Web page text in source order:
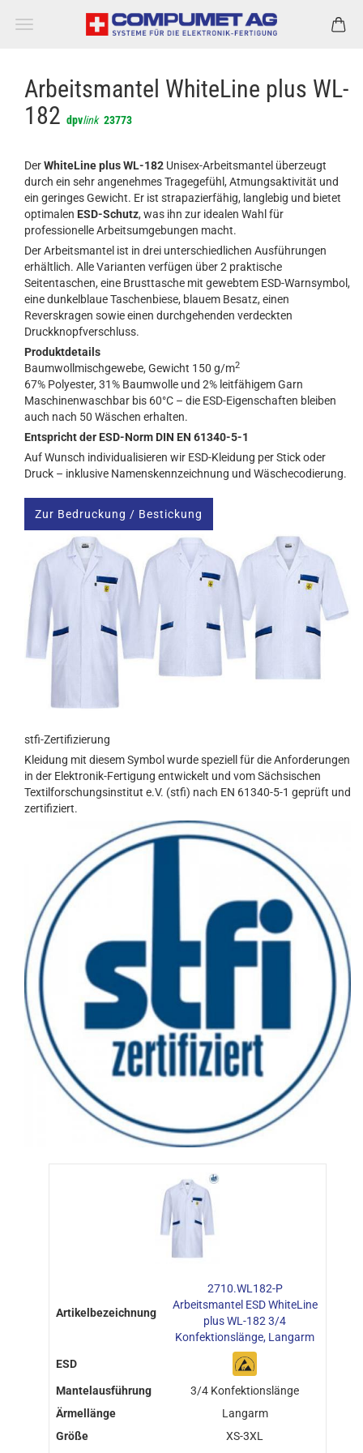
Arbeitsmantel WhiteLine plus WL-
182 dpvlink 23773
DerWhiteLine plus WL-182 Unisex-Arbeitsmantel überzeugt
durch ein sehr angenehmes Tragegefühl, Atmungsaktivität und
ein geringes Gewicht. Er ist strapazierfähig, langlebig und bietet
optimalen ESD-Schutz, was ihn zur idealen Wahl für
professionelle Arbeitsumgebungen macht.
Der Arbeitsmantel ist in drei unterschiedlichen Ausführungen
erhältlich. Alle Varianten verfügen über 2 praktische
Seitentaschen, eine Brusttasche mit gewebtem ESD-Warnsymbol,
eine dunkelblaue Taschenbiese, blauem Besatz, einen
Reverskragen sowie einen durchgehenden verdeckten
Druckknopfverschluss.
Produktdetails
Baumwollmischgewebe, Gewicht 150 g/m2
67% Polyester, 31% Baumwolle und 2% leitfähigem Garn
Maschinenwaschbar bis 60°C – die ESD-Eigenschaften bleiben
auch nach 50 Wäschen erhalten.
Entspricht der ESD-Norm DIN EN 61340-5-1
Auf Wunsch individualisieren wir ESD-Kleidung per Stick oder
Druck – inklusive Namenskennzeichnung und Wäschecodierung.
Zur Bedruckung / Bestickung
stfi-Zertifizierung
Kleidung mit diesem Symbol wurde speziell für die Anforderungen
in der Elektronik-Fertigung entwickelt und vom Sächsischen
Textilforschungsinstitut e.V. (stfi) nach EN 61340-5-1 geprüft und
zertifiziert.
2710.WL182-P
Arbeitsmantel ESD WhiteLine
plus WL-182 3/4
Konfektionslänge, Langarm
3/4 Konfektionslänge
Langarm
XS-3XL